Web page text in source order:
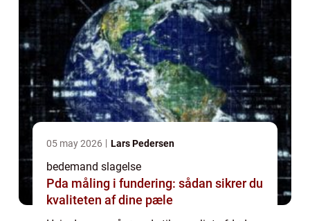
05 may 2026 Lars Pedersen
bedemand slagelse
Pda måling i fundering: sådan sikrer du
kvaliteten af dine pæle